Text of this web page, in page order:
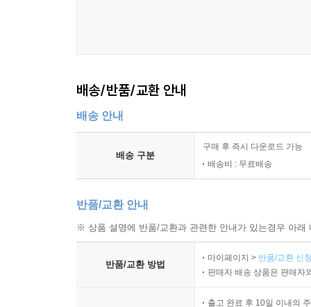
배송/반품/교환 안내
배송 안내
배송 구분
구매 후 즉시 다운로드 가능
배송비 : 무료배송
반품/교환 안내
※ 상품 설명에 반품/교환과 관련한 안내가 있는경우 아
반품/교환 방법
마이페이지 > 반품/교환 신
판매자 배송 상품은 판매자
출고 완료 후 10일 이내의